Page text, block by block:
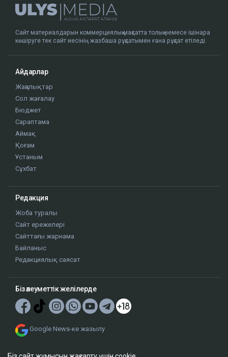
Сайт материалдарын коммерциялық мақсатта толық немесе ішінара
көшіруге тек сайт иесінің жазбаша рұқсатымен ғана рұқсат етіледі.
Айдарлар
Жаңалықтар
Сол жағалау
Бюджет
Сараптама
Аймақ
Қоғам
Ұстаным
Сұхбат
Редакция
Жоба туралы
Сайт ережелері
Сайттағы жарнама
Байланыс
Редакциялық саясат
Біз әлеуметтік желілерде
Google News-ке жазылу